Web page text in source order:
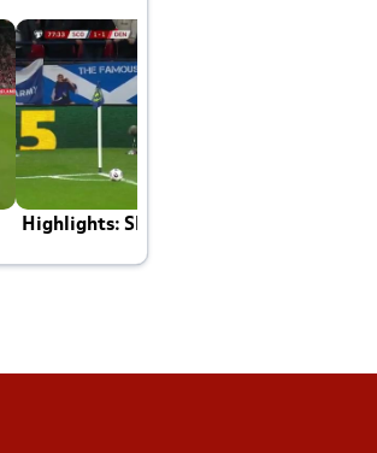
Highlights: Skotland - Danmark 4-2